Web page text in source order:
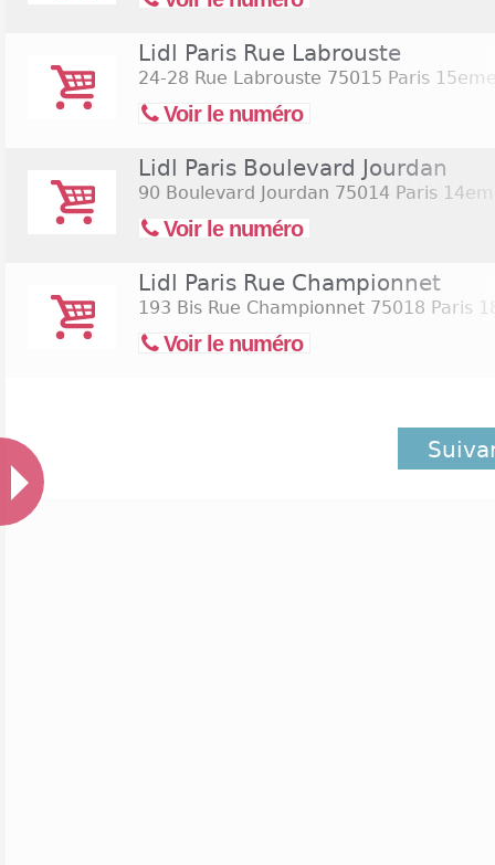
Lidl Paris Rue Labrouste
24-28 Rue Labrouste 75015 Paris
Voir le numéro
Lidl Paris Boulevard Jourdan
90 Boulevard Jourdan 75014 Paris
Voir le numéro
Lidl Paris Rue Championnet
193 Bis Rue Championnet 75018 Paris
Voir le numéro